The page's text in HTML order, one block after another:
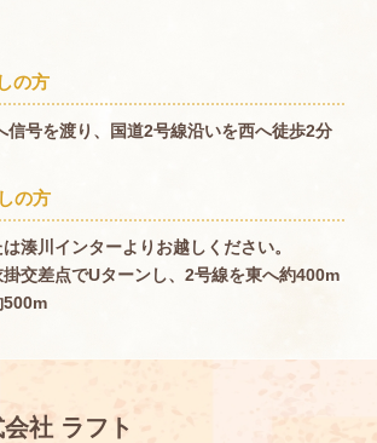
の方
信号を渡り、国道2号線沿いを西へ徒歩2分
の方
湊川インターよりお越しください。
掛交差点でUターンし、2号線を東へ約400m
500m
社 ラフト